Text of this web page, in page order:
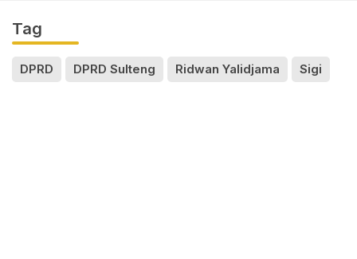
Tag
DPRD DPRD Sulteng Ridwan Yalidjama Sigi